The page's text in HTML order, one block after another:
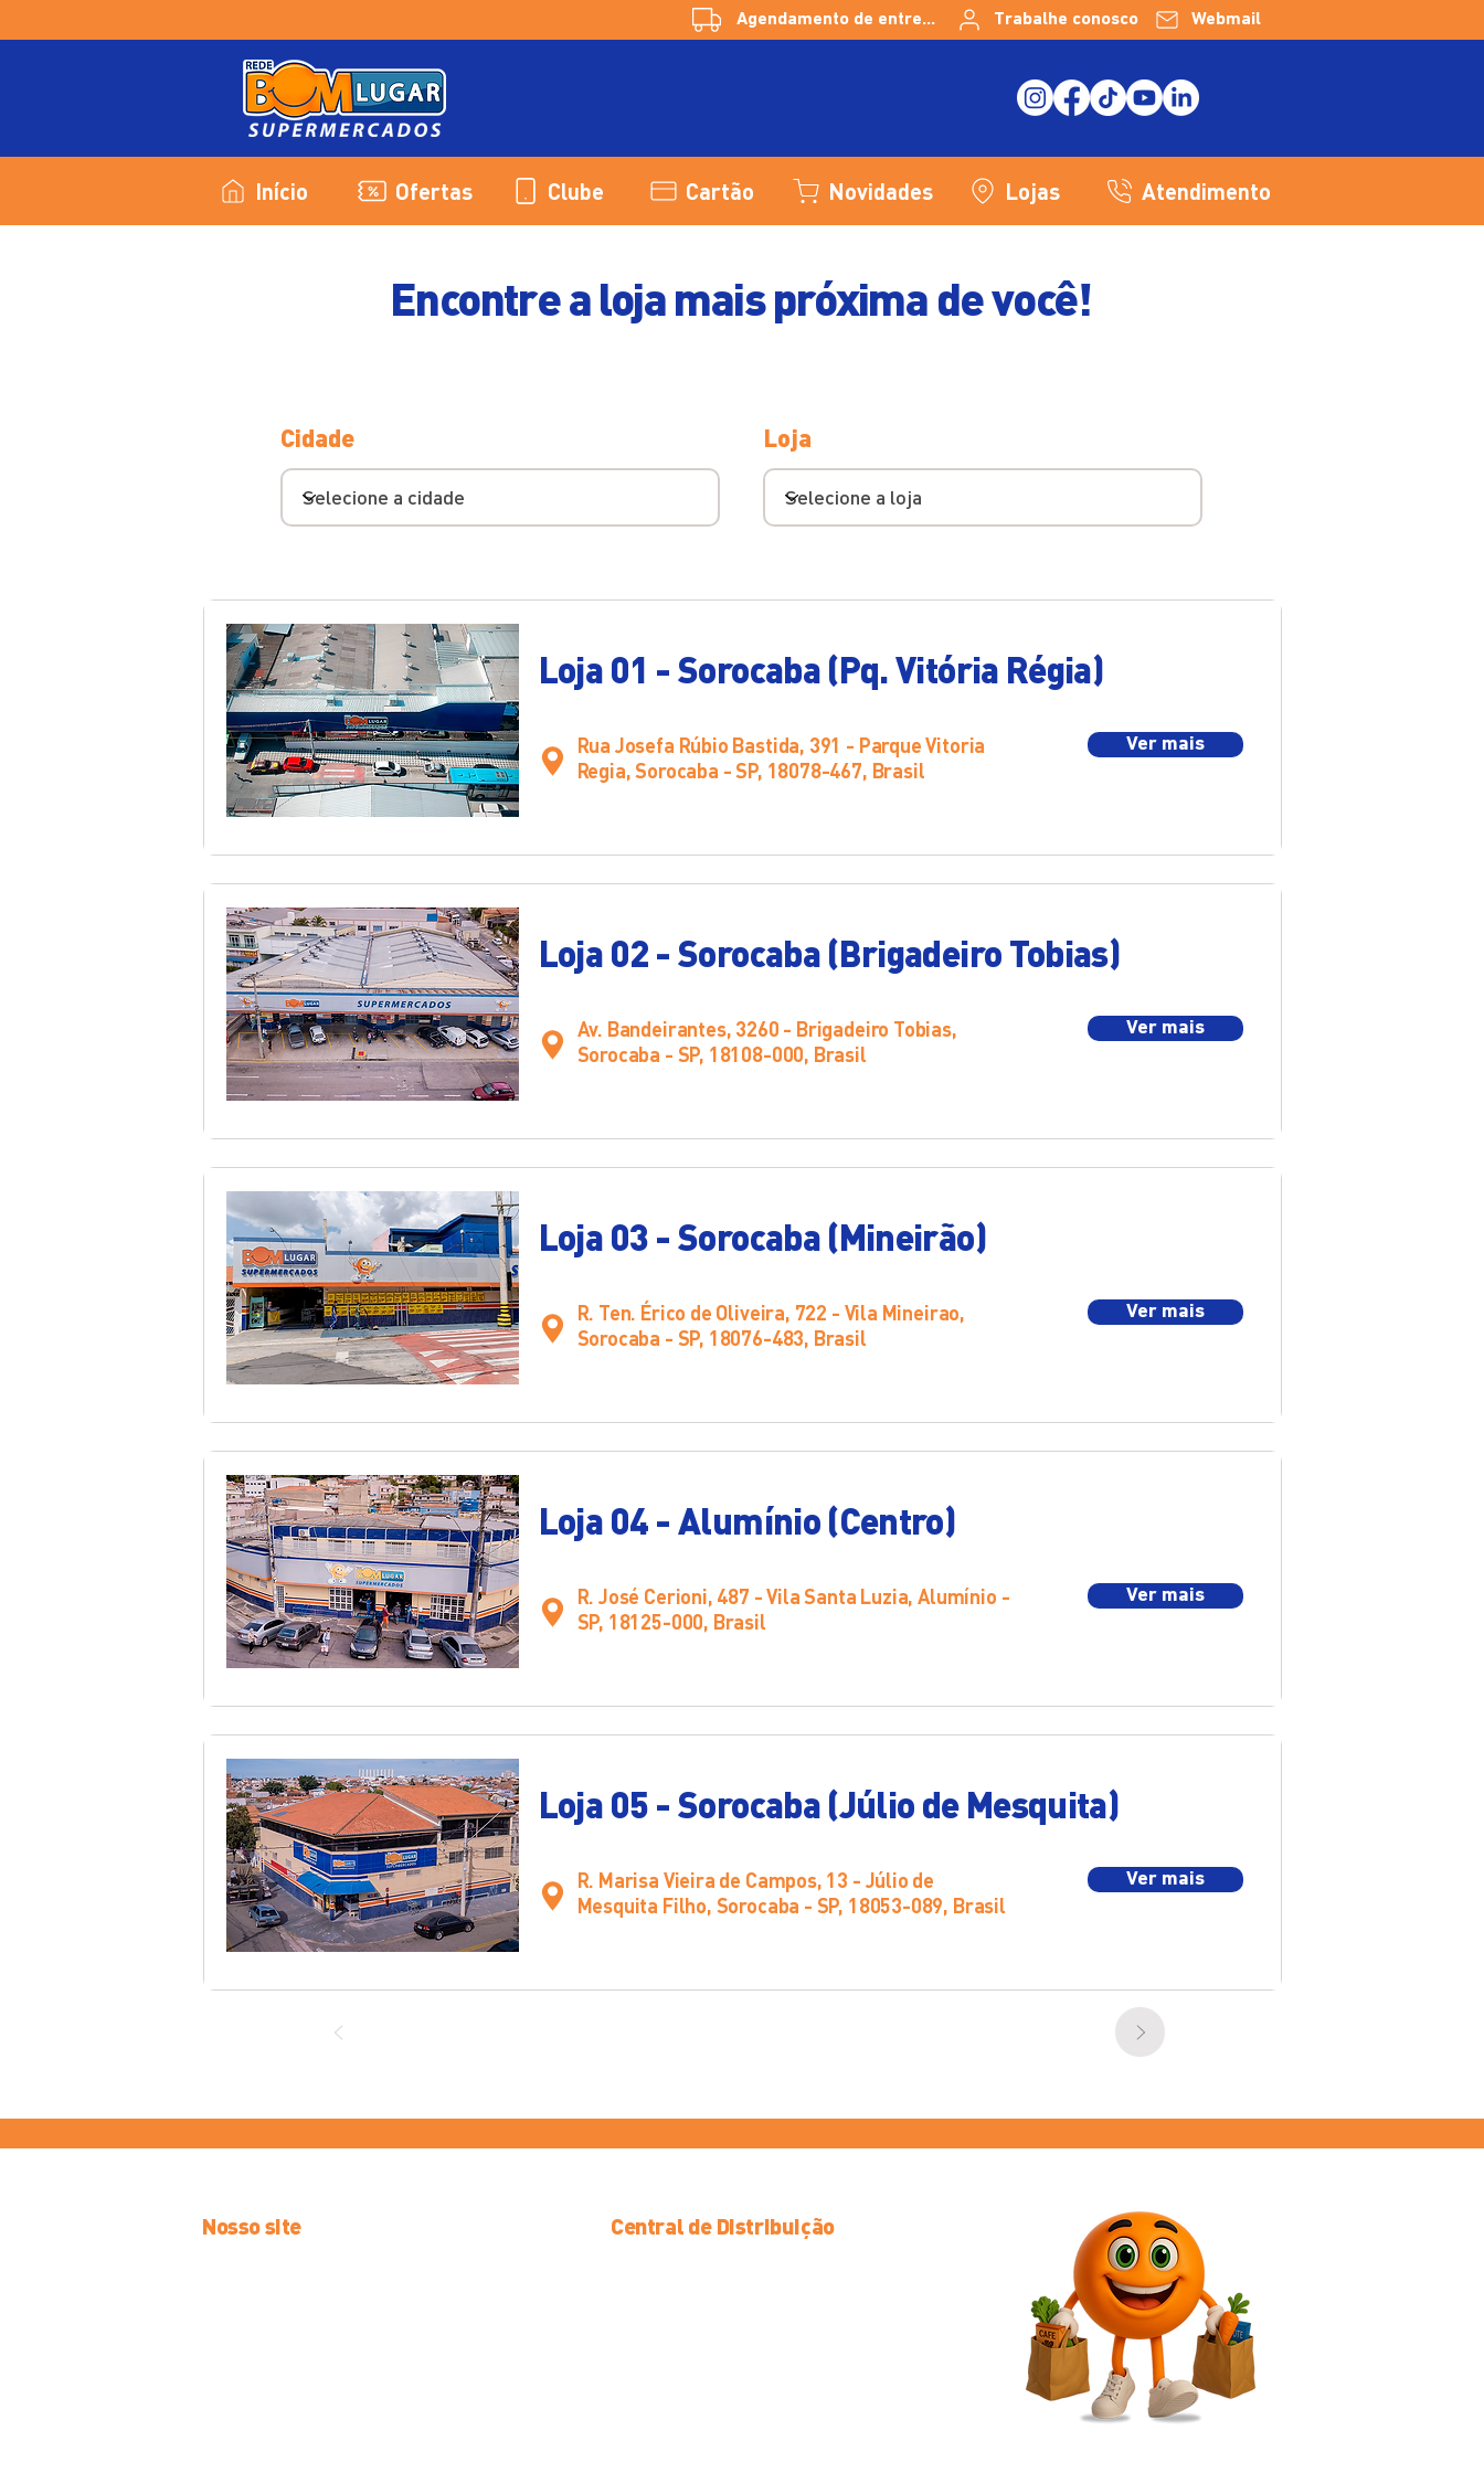
Agendamento de entregas Trabalhe conosco Webmail
Início Ofertas Clube Cartão Novidades Lojas Atendimento
Encontre a loja mais próxima de você!
Cidade Loja
Loja 01 - Sorocaba (Pq. Vitória Régia)
Rua Josefa Rúbio Bastida, 391 - Parque Vitoria
Regia, Sorocaba - SP, 18078-467, Brasil
Ver mais
Loja 02 - Sorocaba (Brigadeiro Tobias)
Av. Bandeirantes, 3260 - Brigadeiro Tobias,
Sorocaba - SP, 18108-000, Brasil
Ver mais
Loja 03 - Sorocaba (Mineirão)
R. Ten. Érico de Oliveira, 722 - Vila Mineirao,
Sorocaba - SP, 18076-483, Brasil
Ver mais
Loja 04 - Alumínio (Centro)
R. José Cerioni, 487 - Vila Santa Luzia, Alumínio -
SP, 18125-000, Brasil
Ver mais
Loja 05 - Sorocaba (Júlio de Mesquita)
R. Marisa Vieira de Campos, 13 - Júlio de
Mesquita Filho, Sorocaba - SP, 18053-089, Brasil
Ver mais
Nosso site Central de Distribuição